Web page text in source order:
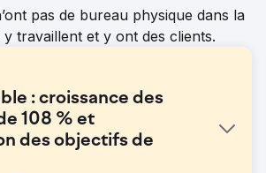
pas de bureau physique dans la
y travaillent et y ont des clients.
: croissance des
108 % et
des objectifs de